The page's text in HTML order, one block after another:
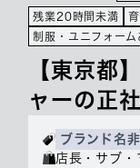
残業20時間未満
制服・ユニフォーム
【東京都
ャーの正
ブランド名
店長・サブ・